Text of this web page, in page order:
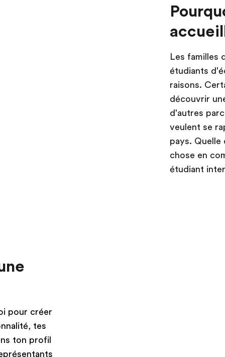
Les familles
étudiants
raisons.
découvrir
d'autres
veulent se
pays. Quelle
chose en
étudiant
pour créer
tes
ton profil